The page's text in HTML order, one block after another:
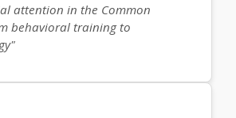
attention in the Common
behavioral training to